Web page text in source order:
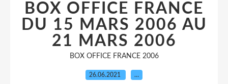
BOX OFFICE FRANCE
DU 15 MARS 2006 AU
21 MARS 2006
BOX OFFICE FRANCE 2006
26.06.2021 …